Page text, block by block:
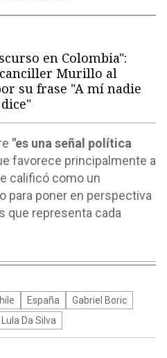
en Colombia":
Murillo al
su frase "A mí nadie
"es una señal política
favorece principalmente a
calificó como un
para poner en perspectiva
que representa cada
España
Gabriel Boric
Lula Da Silva